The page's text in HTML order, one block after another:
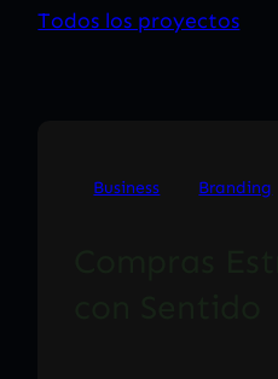
Todos los proyectos
Business Branding